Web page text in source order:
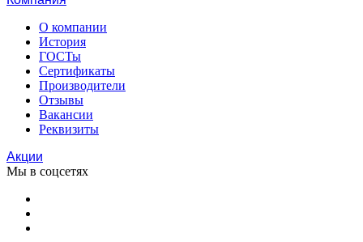
О компании
История
ГОСТы
Сертификаты
Производители
Отзывы
Вакансии
Реквизиты
Акции
Мы в соцсетях